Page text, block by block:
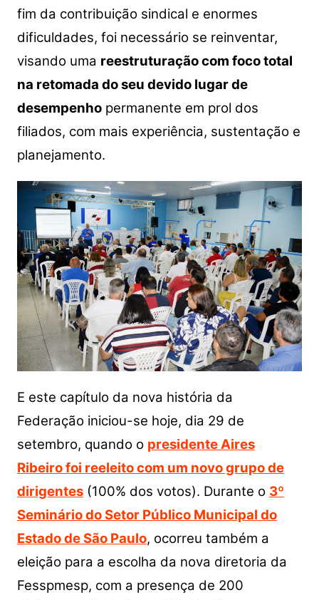
fim da contribuição sindical e enormes
dificuldades, foi necessário se reinventar,
visando uma reestruturação com foco total
na retomada do seu devido lugar de
desempenhopermanente em prol dos
filiados, com mais experiência, sustentação e
planejamento.
E este capítulo da nova história da
Federação iniciou-se hoje, dia 29 de
setembro, quando o presidente Aires
Ribeiro foi reeleito com um novo grupo de
dirigentes(100% dos votos). Durante o 3º
Seminário do Setor Público Municipal do
Estado de São Paulo, ocorreu também a
eleição para a escolha da nova diretoria da
Fesspmesp, com a presença de 200